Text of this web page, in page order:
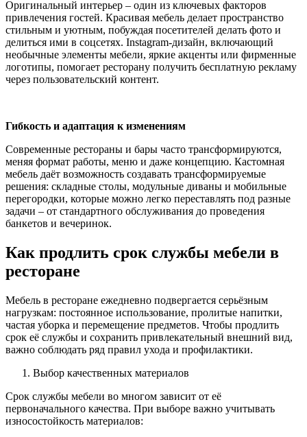
Оригинальный интерьер – один из ключевых факторов
привлечения гостей. Красивая мебель делает пространство
стильным и уютным, побуждая посетителей делать фото и
делиться ими в соцсетях. Instagram-дизайн, включающий
необычные элементы мебели, яркие акценты или фирменные
логотипы, помогает ресторану получить бесплатную рекламу
через пользовательский контент.
Гибкость и адаптация к изменениям
Современные рестораны и бары часто трансформируются,
меняя формат работы, меню и даже концепцию. Кастомная
мебель даёт возможность создавать трансформируемые
решения: складные столы, модульные диваны и мобильные
перегородки, которые можно легко переставлять под разные
задачи – от стандартного обслуживания до проведения
банкетов и вечеринок.
Как продлить срок службы мебели в
ресторане
Мебель в ресторане ежедневно подвергается серьёзным
нагрузкам: постоянное использование, пролитые напитки,
частая уборка и перемещение предметов. Чтобы продлить
срок её службы и сохранить привлекательный внешний вид,
важно соблюдать ряд правил ухода и профилактики.
Выбор качественных материалов
Срок службы мебели во многом зависит от её
первоначального качества. При выборе важно учитывать
износостойкость материалов: